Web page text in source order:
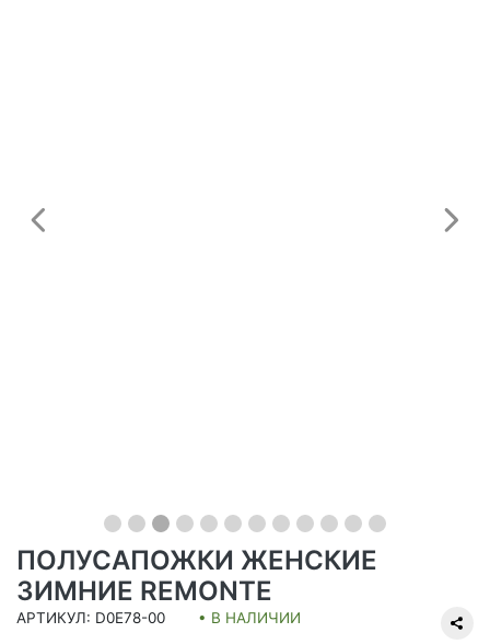
Предыдущий
ПОЛУСАПОЖКИ ЖЕНСКИЕ
ЗИМНИЕ REMONTE
АРТИКУЛ: D0E78-00 • В НАЛИЧИИ